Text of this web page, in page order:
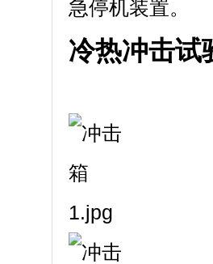
急停机装置。
冷热冲击试